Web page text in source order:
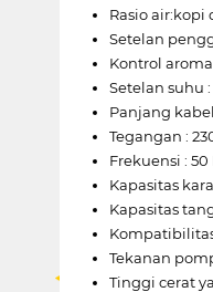
Rasio air:kopi
Setelan
Kontrol
Setelan suhu :
Panjang
Tegangan :
Frekuensi : 50
Kapasitas
Kapasitas
Tekanan
Tinggi cerat